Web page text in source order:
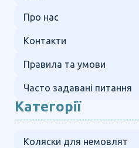
Про нас
Контакти
Правила та умови
Часто задавані питання
Категорії
Коляски для немовлят